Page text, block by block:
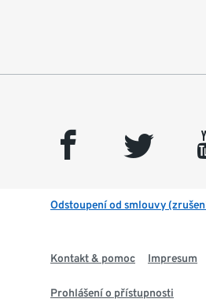
facebook twitter
Odstoupení od smlouvy
Kontakt & pomoc Impresum
Prohlášení o přístupnosti